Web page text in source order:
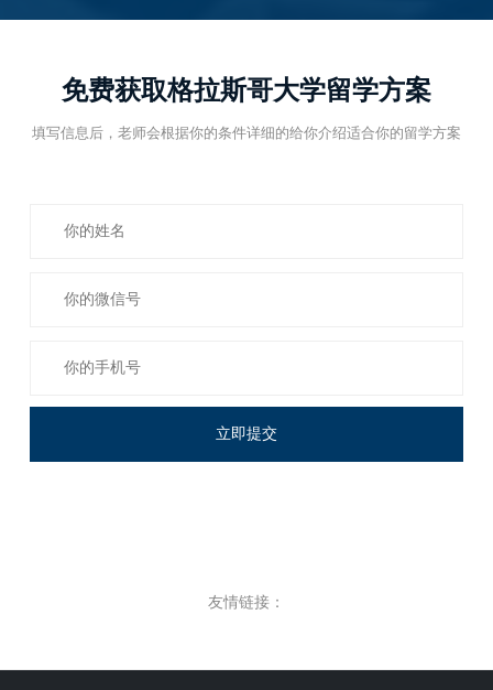
免费获取格拉斯哥大学留学方案
填写信息后，老师会根据你的条件详细的给你介绍适合你的留学方案
立即提交
友情链接：